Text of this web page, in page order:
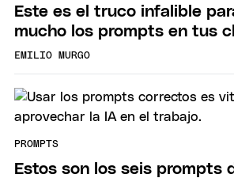
Este es el truco infalible
mucho los prompts en tus
EMILIO MURGO
PROMPTS
Estos son los seis prompts